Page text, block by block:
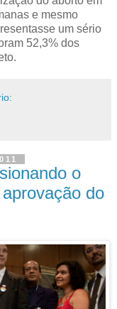
e mesmo
um sério
52,3% dos
o
do